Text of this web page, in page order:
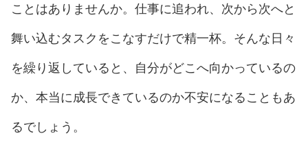
ことはありませんか。仕事に追われ、次から次へと
舞い込むタスクをこなすだけで精一杯。そんな日々
を繰り返していると、自分がどこへ向かっているの
か、本当に成長できているのか不安になることもあ
るでしょう。